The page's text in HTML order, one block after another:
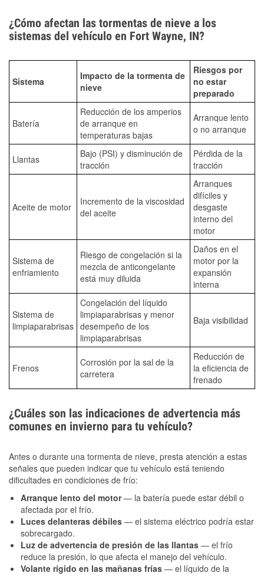
¿Cómo afectan las tormentas de nieve a los
sistemas del vehículo en Fort Wayne, IN?
Sistema
Impacto de la tormenta de
nieve
Riesgos por
no estar
preparado
Batería
Reducción de los amperios
de arranque en
temperaturas bajas
Arranque lento
o no arranque
Llantas
Bajo (PSI) y disminución de
tracción
Pérdida de la
tracción
Aceite de motor
Incremento de la viscosidad
del aceite
Arranques
difíciles y
desgaste
interno del
motor
Sistema de
enfriamiento
Riesgo de congelación si la
mezcla de anticongelante
está muy diluida
Daños en el
motor por la
expansión
interna
Sistema de
limpiaparabrisas
Congelación del líquido
limpiaparabrisas y menor
desempeño de los
limpiaparabrisas
Baja visibilidad
Frenos
Corrosión por la sal de la
carretera
Reducción de
la eficiencia de
frenado
¿Cuáles son las indicaciones de advertencia más
comunes en invierno para tu vehículo?
Antes o durante una tormenta de nieve, presta atención a estas
señales que pueden indicar que tu vehículo está teniendo
dificultades en condiciones de frío:
Arranque lento del motor— la batería puede estar débil o
afectada por el frío.
Luces delanteras débiles — el sistema eléctrico podría estar
sobrecargado.
Luz de advertencia de presión de las llantas — el frío
reduce la presión, lo que afecta el manejo del vehículo.
Volante rígido en las mañanas frías — el líquido de la